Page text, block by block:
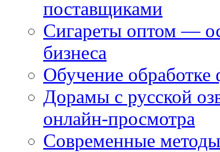
поставщиками
Сигареты оптом —
бизнеса
Обучение
Дорамы с русской
онлайн-просмотра
Современные